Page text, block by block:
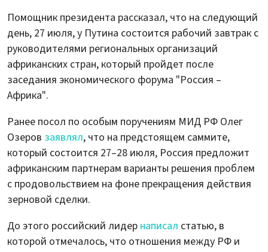
Помощник президента рассказал, что на следующий
день, 27 июля, у Путина состоится рабочий завтрак с
руководителями региональных организаций
африканских стран, который пройдет после
заседания экономического форума "Россия –
Африка".
Ранее посол по особым поручениям МИД РФ Олег
Озеров заявлял, что на предстоящем саммите,
который состоится 27–28 июля, Россия предложит
африканским партнерам варианты решения проблем
с продовольствием на фоне прекращения действия
зерновой сделки.
До этого российский лидер написал статью, в
которой отмечалось, что отношения между РФ и